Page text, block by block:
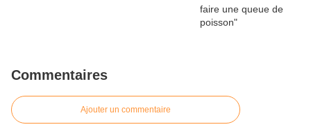
Commentaires
Ajouter un commentaire